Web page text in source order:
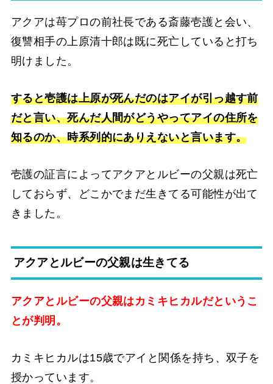
アクアは苺プロの前社長である斎藤壱護と会い、
復讐相手の上原清十郎は既に死亡していると打ち
明けました。
すると壱護は上原が死んだのはアイが引っ越す前
だと言い、死んだ人間がどうやってアイの住所を
知るのか、時系列的にありえないと言います。
壱護の証言によってアクアとルビーの父親は死亡
しておらず、どこかでまだ生きてる可能性が出て
きました。
アクアとルビーの父親は生きてる
アクアとルビーの父親はカミキヒカルだというこ
とが判明。
カミキヒカルは15歳でアイと関係を持ち、双子を
授かっています。